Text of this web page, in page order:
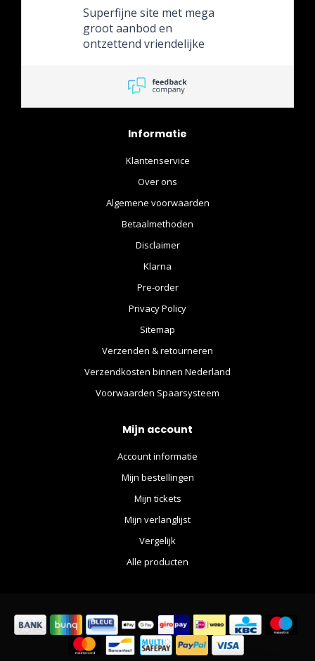
Superfijne site met mega
groot aanbod en
ontzettend vriendelijke
Informatie
Klantenservice
Over ons
Algemene voorwaarden
Betaalmethoden
Disclaimer
Klarna
Pre-order
Privacy Policy
Sitemap
Verzenden & retourneren
Verzendkosten binnen Nederland
Voorwaarden Spaarsysteem
Mijn account
Account informatie
Mijn bestellingen
Mijn tickets
Mijn verlanglijst
Vergelijk
Alle producten